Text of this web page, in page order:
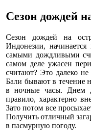
Сезон дождей
Сезон дождей на
Индонезии,
самыми дождливыми
самом деле ужасен
считают? Это далеко
Бали бывают в течение
в ночные часы. Днем
правило, характерно
Зато потом все
Получить отличный
в пасмурную погоду.